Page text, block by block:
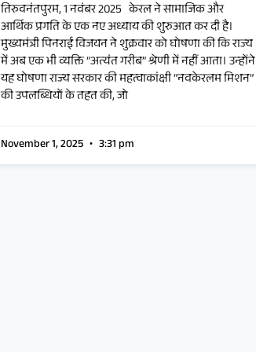
तिरुवनंतपुरम, 1 नवंबर 2025 केरल ने सामाजिक और
आर्थिक प्रगति के एक नए अध्याय की शुरुआत कर दी है।
मुख्यमंत्री पिनराई विजयन ने शुक्रवार को घोषणा की कि राज्य
में अब एक भी व्यक्ति “अत्यंत गरीब” श्रेणी में नहीं आता। उन्होंने
यह घोषणा राज्य सरकार की महत्वाकांक्षी “नवकेरलम मिशन”
की उपलब्धियों के तहत की, जो
November 1, 2025 3:31 pm